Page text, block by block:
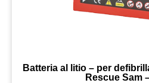
Batteria al litio – per
Rescue Sam